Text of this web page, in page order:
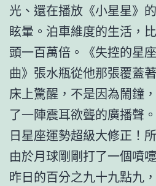
光、還在播放《小星星》
眩暈。泊車維度的生活，
頭一百萬倍。《失控的星
曲》張水瓶從他那張覆蓋
床上驚醒，不是因為鬧鐘
了一陣震耳欲聾的廣播聲
日星座運勢超級大修正！
由於月球剛剛打了一個噴
昨日的百分之九十九點九